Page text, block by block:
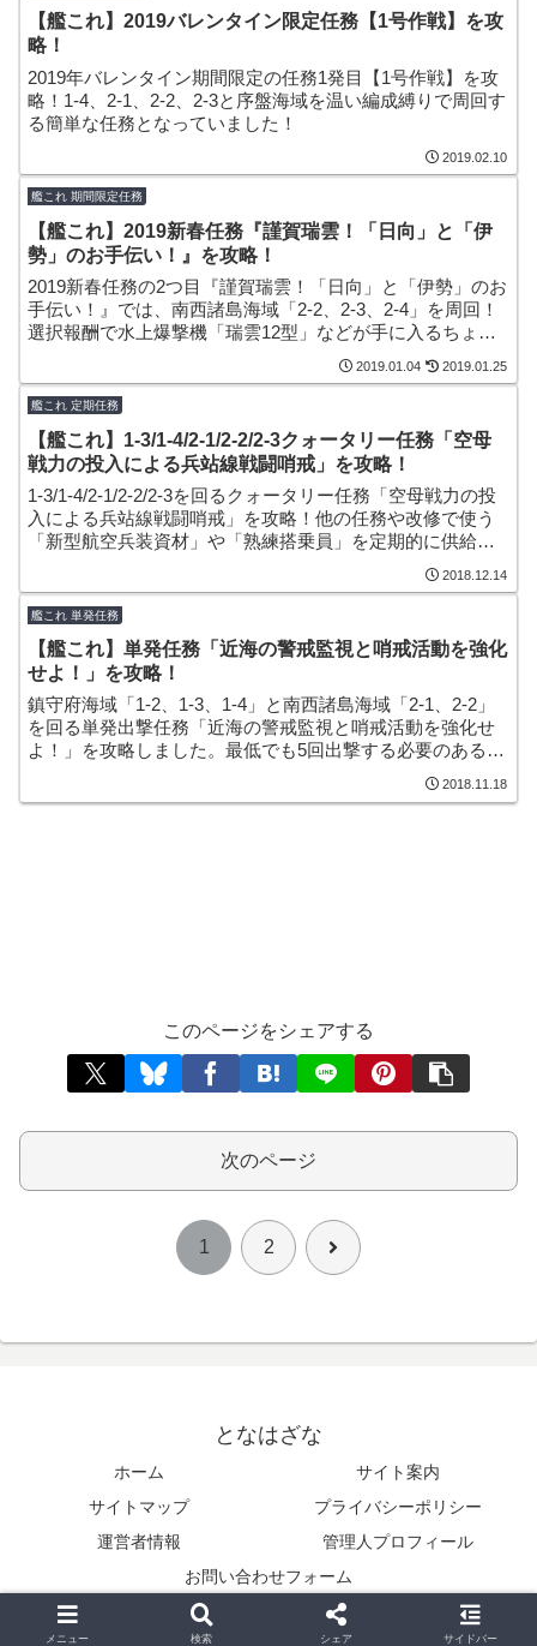
【艦これ】2019バレンタイン限定任務【1号作戦】を攻
略！
2019年バレンタイン期間限定の任務1発目【1号作戦】を攻
略！1-4、2-1、2-2、2-3と序盤海域を温い編成縛りで周回す
る簡単な任務となっていました！
2019.02.10
艦これ 期間限定任務
【艦これ】2019新春任務『謹賀瑞雲！「日向」と「伊
勢」のお手伝い！』を攻略！
2019新春任務の2つ目『謹賀瑞雲！「日向」と「伊勢」のお
手伝い！』では、南西諸島海域「2-2、2-3、2-4」を周回！
選択報酬で水上爆撃機「瑞雲12型」などが手に入るちょっ
2019.01.04 2019.01.25
艦これ 定期任務
【艦これ】1-3/1-4/2-1/2-2/2-3クォータリー任務「空母
戦力の投入による兵站線戦闘哨戒」を攻略！
1-3/1-4/2-1/2-2/2-3を回るクォータリー任務「空母戦力の投
入による兵站線戦闘哨戒」を攻略！他の任務や改修で使う
「新型航空兵装資材」や「熟練搭乗員」を定期的に供給す
2018.12.14
艦これ 単発任務
【艦これ】単発任務「近海の警戒監視と哨戒活動を強化
せよ！」を攻略！
鎮守府海域「1-2、1-3、1-4」と南西諸島海域「2-1、2-2」
を回る単発出撃任務「近海の警戒監視と哨戒活動を強化せ
よ！」を攻略しました。最低でも5回出撃する必要のある任
務で多少の手間は掛かりますが、選択式報酬がなかなか美
2018.11.18
このページをシェアする
次のページ
1 2 次
となはざな
ホーム
サイト案内
サイトマップ
プライバシーポリシー
運営者情報
管理人プロフィール
お問い合わせフォーム
Copyright © 2014-2026 となはざな All Rights Reserved.
メニュー 検索 シェア サイドバー